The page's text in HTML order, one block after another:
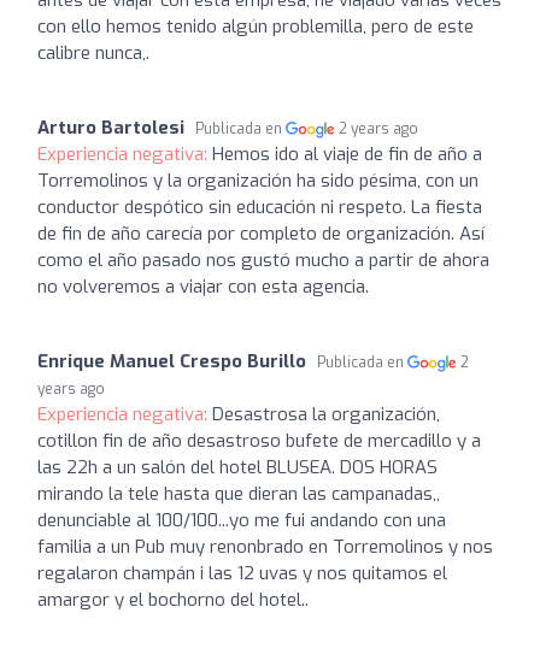
con ello hemos tenido algún problemilla, pero de este
calibre nunca,.
Arturo Bartolesi Publicada en 2 years ago
Experiencia negativa: Hemos ido al viaje de fin de año a
Torremolinos y la organización ha sido pésima, con un
conductor despótico sin educación ni respeto. La fiesta
de fin de año carecía por completo de organización. Así
como el año pasado nos gustó mucho a partir de ahora
no volveremos a viajar con esta agencia.
Enrique Manuel Crespo Burillo Publicada en
2
years ago
Experiencia negativa: Desastrosa la organización,
cotillon fin de año desastroso bufete de mercadillo y a
las 22h a un salón del hotel BLUSEA. DOS HORAS
mirando la tele hasta que dieran las campanadas,,
denunciable al 100/100...yo me fui andando con una
familia a un Pub muy renonbrado en Torremolinos y nos
regalaron champán i las 12 uvas y nos quitamos el
amargor y el bochorno del hotel..